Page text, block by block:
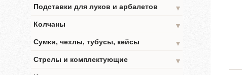
Подставки для луков и арбалетов
▼
Колчаны
▼
Сумки, чехлы, тубусы, кейсы
▼
Стрелы и комплектующие
▼